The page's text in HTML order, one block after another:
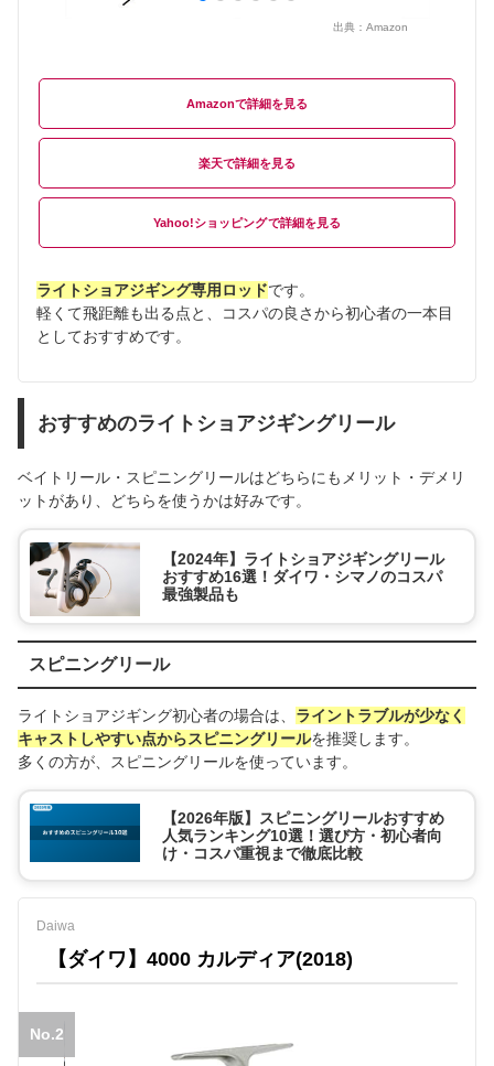
出典： Amazon
Amazon
楽天
Yahoo!ショッピング
ライトショアジギング専用ロッドです。
軽くて飛距離も出る点と、コスパの良さから初心者の一本目
としておすすめです。
おすすめのライトショアジギングリール
ベイトリール・スピニングリールはどちらにもメリット・デメリ
ットがあり、どちらを使うかは好みです。
【2024年】ライトショアジギングリール
おすすめ16選！ダイワ・シマノのコスパ
最強製品も
スピニングリール
ライトショアジギング初心者の場合は、 ライントラブルが少なく
キャストしやすい点からスピニングリールを推奨します。
多くの方が、スピニングリールを使っています。
【2026年版】スピニングリールおすすめ
人気ランキング10選！選び方・初心者向
け・コスパ重視まで徹底比較
Daiwa
【ダイワ】4000 カルディア(2018)
No.2